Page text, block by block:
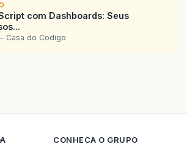
com Dashboards: Seus
Casa do Codigo
CONHECA O GRUPO